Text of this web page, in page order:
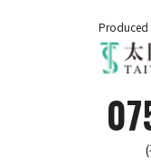
Produced